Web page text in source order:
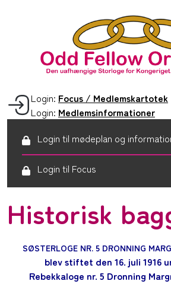
Login: Focus / Medlemskartotek
Login: Medlemsinformationer
Login til mødeplan og
Login til Focus
Historisk
SØSTERLOGE NR. 5 DRONNING
blev stiftet den 16. juli 1916
Rebekkaloge nr. 5 Dronning